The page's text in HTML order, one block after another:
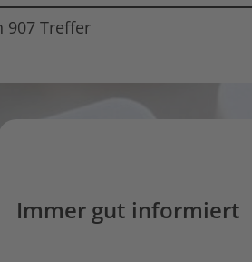
907 Treffer
Immer gut informiert